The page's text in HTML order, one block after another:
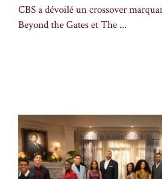
CBS a dévoilé un crossover
Beyond the Gates et The ...